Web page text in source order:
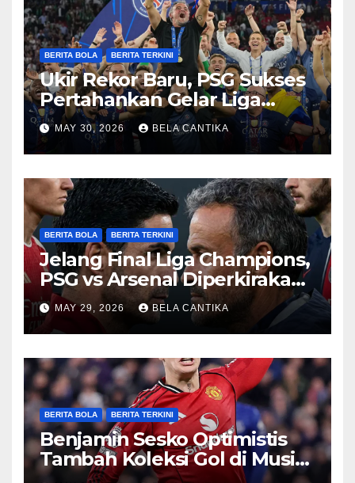
BERITA BOLA BERITA TERKINI
Ukir Rekor Baru, PSG Sukses
Pertahankan Gelar Liga
Champions
MAY 30, 2026 BELA CANTIKA
BERITA BOLA BERITA TERKINI
Jelang Final Liga Champions,
PSG vs Arsenal Diperkirakan
Sengit
MAY 29, 2026 BELA CANTIKA
BERITA BOLA BERITA TERKINI
Benjamin Sesko Optimistis
Tambah Koleksi Gol di Musim